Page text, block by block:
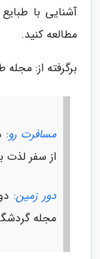
آشنایی با
مطالعه کنید.
برگرفته از:
مسافرت رو:
از سفر لذت
دور زمین:
مجله